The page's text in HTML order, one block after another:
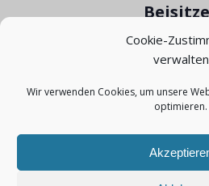
Cookie-
verwalten
Wir verwenden Cookies, um unsere
optimieren.
Pascal